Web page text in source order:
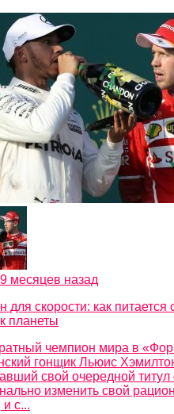
9 месяцев назад
для скорости: как
планеты
чемпион мира в
гонщик Льюис
свой очередной титул
изменить свой
и с...